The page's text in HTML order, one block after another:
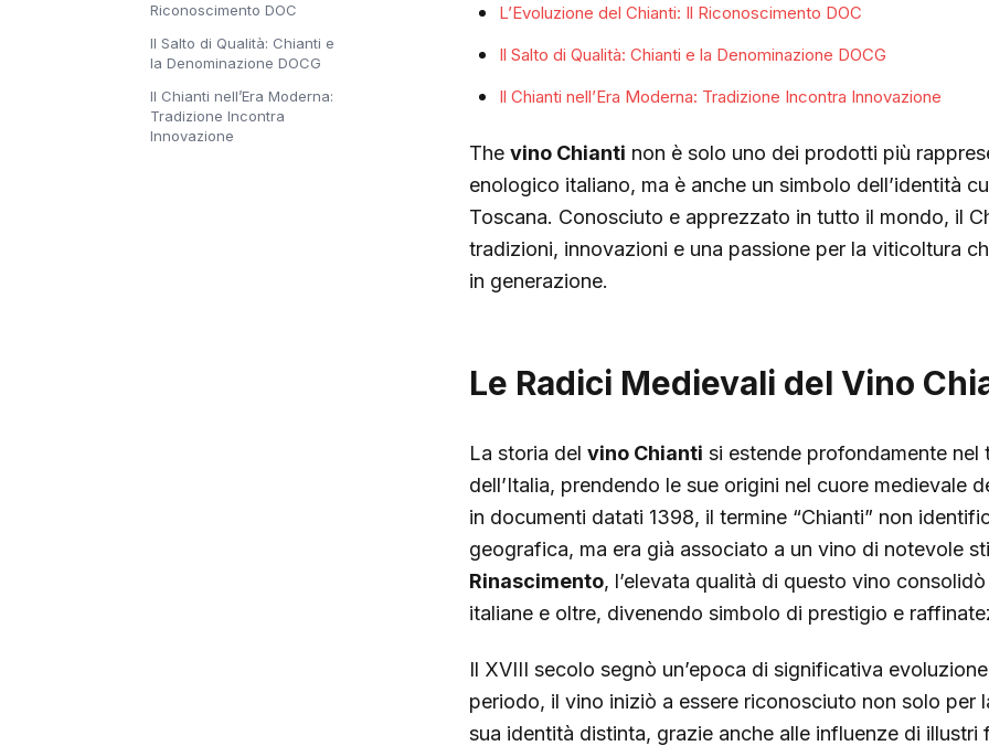
Riconoscimento DOC
Il Salto di Qualità: Chianti e
la Denominazione DOCG
Il Chianti nell’Era Moderna:
Tradizione Incontra
Innovazione
L’Evoluzione del Chianti: Il Riconoscimento DOC
Il Salto di Qualità: Chianti e la Denominazione DOCG
Il Chianti nell’Era Moderna: Tradizione Incontra Innovazione
The vino Chianti non è solo uno dei prodotti più
enologico italiano, ma è anche un simbolo dell’identità
Toscana. Conosciuto e apprezzato in tutto il mondo, il
tradizioni, innovazioni e una passione per la viticoltura
in generazione.
Le Radici Medievali del Vino
La storia del vino Chianti si estende profondamente
dell’Italia, prendendo le sue origini nel cuore medievale
in documenti datati 1398, il termine “Chianti” non
geografica, ma era già associato a un vino di notevole
Rinascimento, l’elevata qualità di questo vino
italiane e oltre, divenendo simbolo di prestigio e
Il XVIII secolo segnò un’epoca di significativa
periodo, il vino iniziò a essere riconosciuto non solo per
sua identità distinta, grazie anche alle influenze di